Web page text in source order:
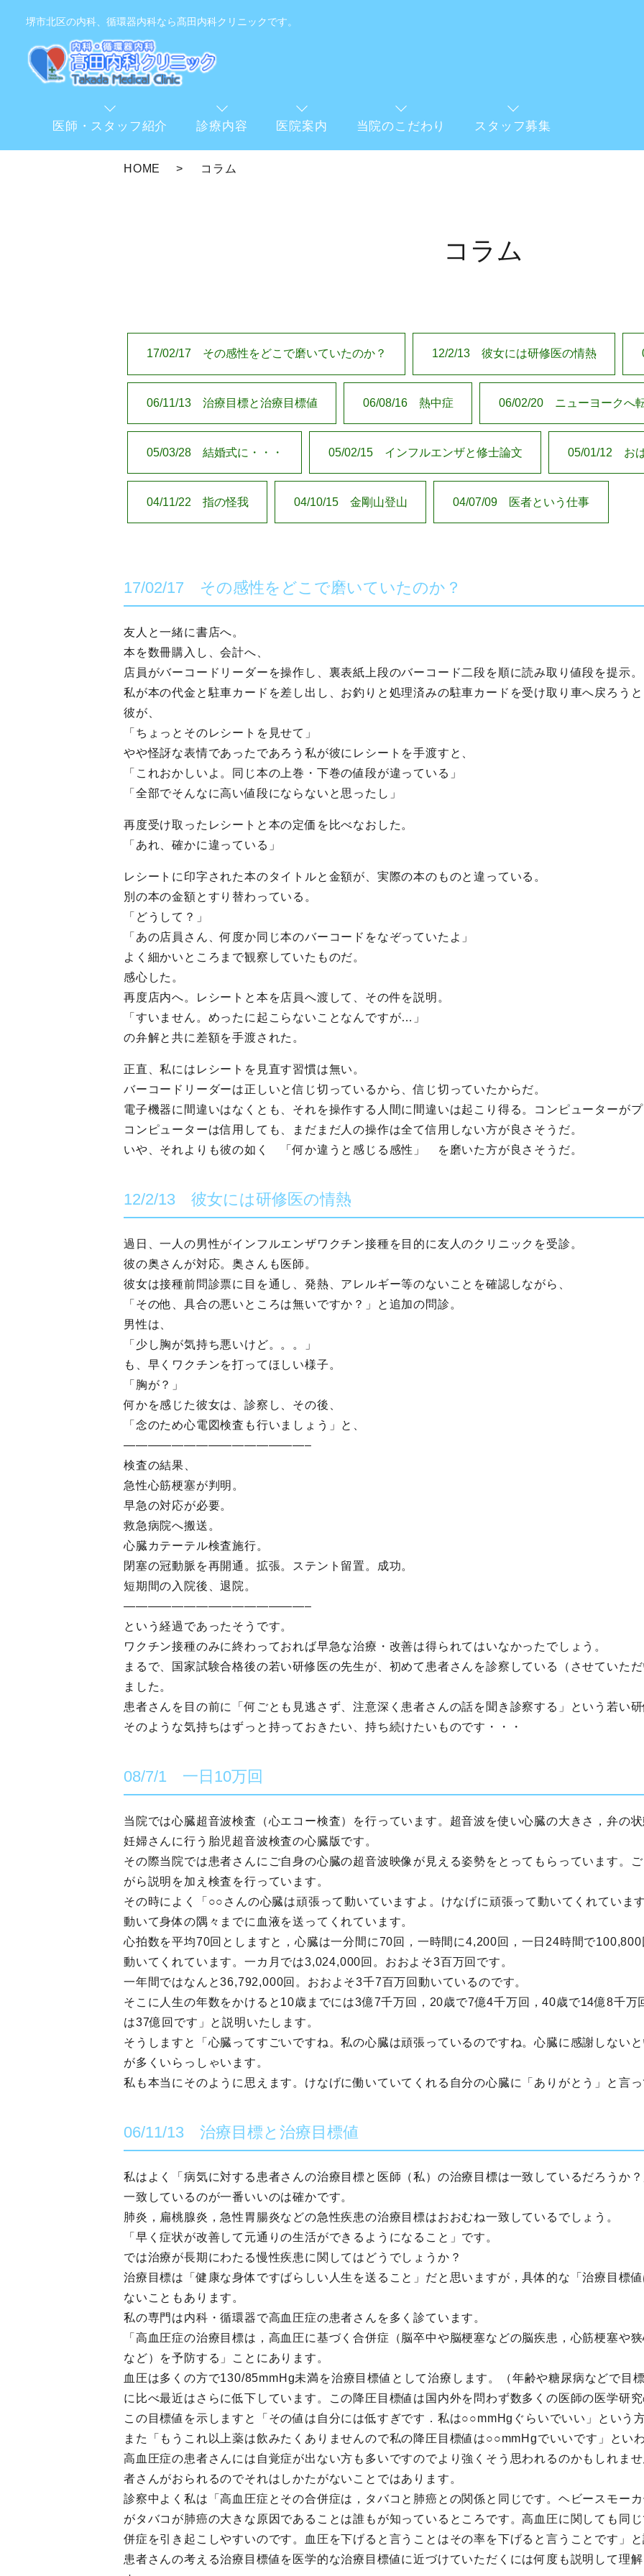
堺市北区の内科、循環器内科なら髙田内科クリニックです。
医師・スタッフ紹介 診療内容 医院案内 当院のこだわり スタッフ募集
HOME コラム
コラム
17/02/17 その感性をどこで磨いていたのか？ 12/2/13 彼女には研修医の情熱
06/11/13 治療目標と治療目標値 06/08/16 熱中症 06/02/20 ニューヨークへ
05/03/28 結婚式に・・・ 05/02/15 インフルエンザと修士論文 05/01/12 お
04/11/22 指の怪我 04/10/15 金剛山登山 04/07/09 医者という仕事
17/02/17 その感性をどこで磨いていたのか？
友人と一緒に書店へ。
本を数冊購入し、会計へ、
店員がバーコードリーダーを操作し、裏表紙上段のバーコード二段を順に読み取り値段を提示。
私が本の代金と駐車カードを差し出し、お釣りと処理済みの駐車カードを受け取り車へ戻ろう
彼が、
「ちょっとそのレシートを見せて」
やや怪訝な表情であったであろう私が彼にレシートを手渡すと、
「これおかしいよ。同じ本の上巻・下巻の値段が違っている」
「全部でそんなに高い値段にならないと思ったし」
再度受け取ったレシートと本の定価を比べなおした。
「あれ、確かに違っている」
レシートに印字された本のタイトルと金額が、実際の本のものと違っている。
別の本の金額とすり替わっている。
「どうして？」
「あの店員さん、何度か同じ本のバーコードをなぞっていたよ」
よく細かいところまで観察していたものだ。
感心した。
再度店内へ。レシートと本を店員へ渡して、その件を説明。
「すいません。めったに起こらないことなんですが…」
の弁解と共に差額を手渡された。
正直、私にはレシートを見直す習慣は無い。
バーコードリーダーは正しいと信じ切っているから、信じ切っていたからだ。
電子機器に間違いはなくとも、それを操作する人間に間違いは起こり得る。コンピューターが
コンピューターは信用しても、まだまだ人の操作は全て信用しない方が良さそうだ。
いや、それよりも彼の如く 「何か違うと感じる感性」 を磨いた方が良さそうだ。
12/2/13 彼女には研修医の情熱
過日、一人の男性がインフルエンザワクチン接種を目的に友人のクリニックを受診。
彼の奥さんが対応。奥さんも医師。
彼女は接種前問診票に目を通し、発熱、アレルギー等のないことを確認しながら、
「その他、具合の悪いところは無いですか？」と追加の問診。
男性は、
「少し胸が気持ち悪いけど。。。」
も、早くワクチンを打ってほしい様子。
「胸が？」
何かを感じた彼女は、診察し、その後、
「念のため心電図検査も行いましょう」と、
———————————————–
検査の結果、
急性心筋梗塞が判明。
早急の対応が必要。
救急病院へ搬送。
心臓カテーテル検査施行。
閉塞の冠動脈を再開通。拡張。ステント留置。成功。
短期間の入院後、退院。
———————————————–
という経過であったそうです。
ワクチン接種のみに終わっておれば早急な治療・改善は得られてはいなかったでしょう。
まるで、国家試験合格後の若い研修医の先生が、初めて患者さんを診察している（させていた
ました。
患者さんを目の前に「何ごとも見逃さず、注意深く患者さんの話を聞き診察する」という若い
そのような気持ちはずっと持っておきたい、持ち続けたいものです・・・
08/7/1 一日10万回
当院では心臓超音波検査（心エコー検査）を行っています。超音波を使い心臓の大きさ，弁の
妊婦さんに行う胎児超音波検査の心臓版です。
その際当院では患者さんにご自身の心臓の超音波映像が見える姿勢をとってもらっています。
がら説明を加え検査を行っています。
その時によく「○○さんの心臓は頑張って動いていますよ。けなげに頑張って動いてくれていま
動いて身体の隅々までに血液を送ってくれています。
心拍数を平均70回としますと，心臓は一分間に70回，一時間に4,200回，一日24時間で
動いてくれています。一カ月では3,024,000回。おおよそ3百万回です。
一年間ではなんと36,792,000回。おおよそ3千7百万回動いているのです。
そこに人生の年数をかけると10歳までには3億7千万回，20歳で7億4千万回，40歳で14億8千
は37億回です」と説明いたします。
そうしますと「心臓ってすごいですね。私の心臓は頑張っているのですね。心臓に感謝しない
が多くいらっしゃいます。
私も本当にそのように思えます。けなげに働いていてくれる自分の心臓に「ありがとう」と言
06/11/13 治療目標と治療目標値
私はよく「病気に対する患者さんの治療目標と医師（私）の治療目標は一致しているだろうか
一致しているのが一番いいのは確かです。
肺炎，扁桃腺炎，急性胃腸炎などの急性疾患の治療目標はおおむね一致しているでしょう。
「早く症状が改善して元通りの生活ができるようになること」です。
では治療が長期にわたる慢性疾患に関してはどうでしょうか？
治療目標は「健康な身体ですばらしい人生を送ること」だと思いますが，具体的な「治療目標
ないこともあります。
私の専門は内科・循環器で高血圧症の患者さんを多く診ています。
「高血圧症の治療目標は，高血圧に基づく合併症（脳卒中や脳梗塞などの脳疾患，心筋梗塞や
など）を予防する」ことにあります。
血圧は多くの方で130/85mmHg未満を治療目標値として治療します。（年齢や糖尿病などで目
に比べ最近はさらに低下しています。この降圧目標値は国内外を問わず数多くの医師の医学研
この目標値を示しますと「その値は自分には低すぎです．私は○○mmHgぐらいでいい」という
また「もうこれ以上薬は飲みたくありませんので私の降圧目標値は○○mmHgでいいです」とい
高血圧症の患者さんには自覚症が出ない方も多いですのでより強くそう思われるのかもしれま
者さんがおられるのでそれはしかたがないことではあります。
診察中よく私は「高血圧症とその合併症は，タバコと肺癌との関係と同じです。ヘビースモー
がタバコが肺癌の大きな原因であることは誰もが知っているところです。高血圧に関しても同
併症を引き起こしやすいのです。血圧を下げると言うことはその率を下げると言うことです」
患者さんの考える治療目標値を医学的な治療目標値に近づけていただくには何度も説明して理